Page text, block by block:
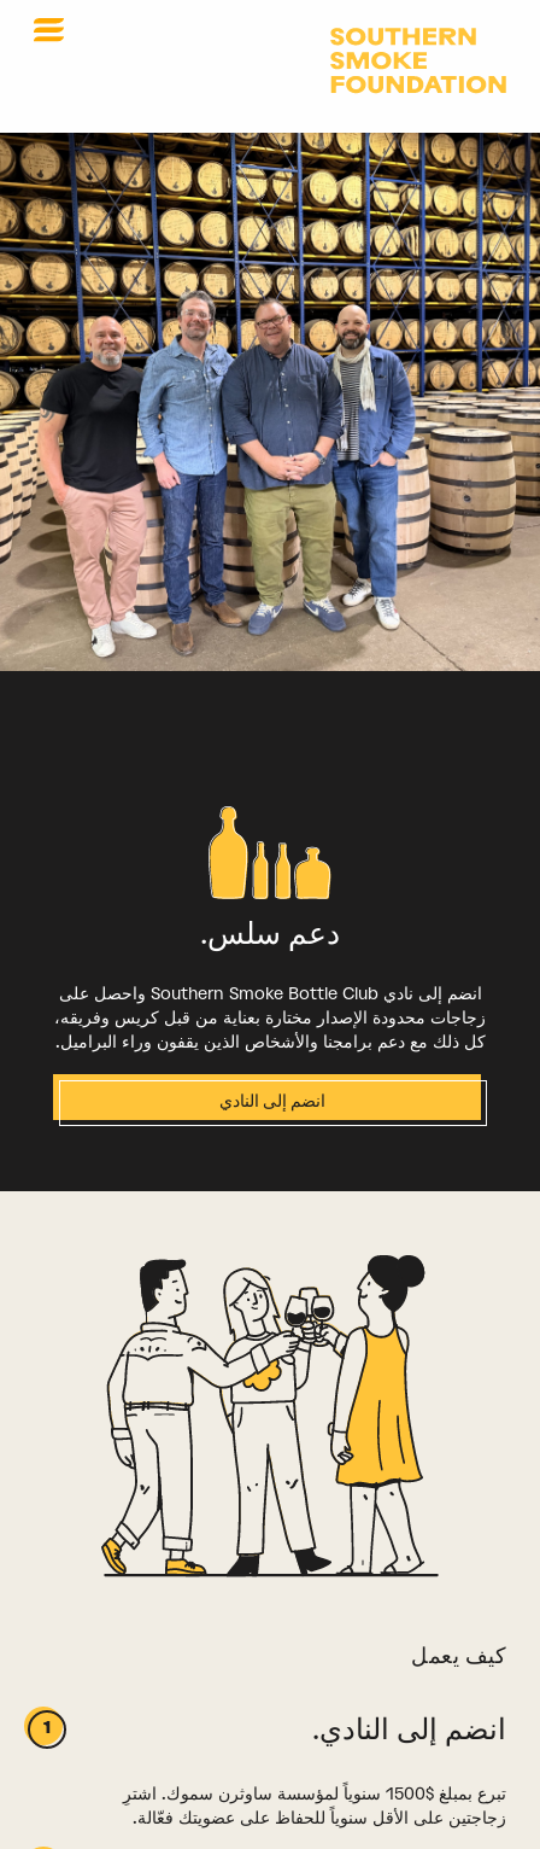
نادي الزجاجات
دعم سلس.
انضم إلى نادي Southern Smoke Bottle Club واحصل على
زجاجات محدودة الإصدار مختارة بعناية من قبل كريس وفريقه،
كل ذلك مع دعم برامجنا والأشخاص الذين يقفون وراء البراميل.
انضم إلى النادي
كيف يعمل
انضم إلى النادي.
تبرع بمبلغ $1500 سنوياً لمؤسسة ساوثرن سموك. اشترِ
زجاجتين على الأقل سنوياً للحفاظ على عضويتك فعّالة.